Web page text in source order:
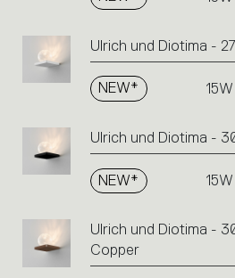
Ulrich und Diotima -
NEW* 15W
Ulrich und Diotima -
NEW* 15W
Ulrich und Diotima -
Copper